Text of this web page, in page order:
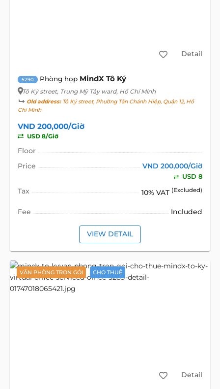
Detail
5290 Phòng họp MindX Tô Ký
Tô Ký street, Trung Mỹ Tây ward, Hồ Chí Minh
Old address:Tô Ký street, Phường Tân Chánh Hiệp, Quận 12, Hồ
Chí Minh
VND 200,000/Giờ
USD 8/Giờ
Floor
Price
VND 200,000/Giờ
USD 8
Tax 10% VAT (Excluded)
Fee Included
VIEW DETAIL
VĂN PHÒNG TRỌN GÓI CHO THUÊ
Detail